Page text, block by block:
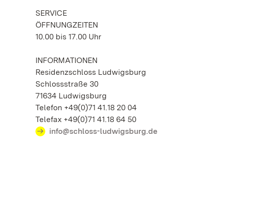
SERVICE
ÖFFNUNGZEITEN
10.00 bis 17.00 Uhr
INFORMATIONEN
Residenzschloss Ludwigsburg
Schlossstraße 30
71634 Ludwigsburg
Telefon +49(0)71 41.18 20 04
Telefax +49(0)71 41.18 64 50
info@schloss-ludwigsburg.de